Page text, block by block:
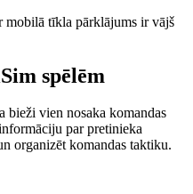
mobilā tīkla pārklājums ir vājš
spēlēm
bieži vien nosaka komandas
par pretinieka
organizēt komandas taktiku.